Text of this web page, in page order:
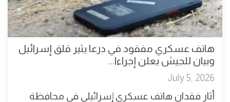
هاتف عسكري مفقود في درعا يثير قلق إسرائيل
وبيان للجيش يعلن إجراءا...
July 5, 2026
أثار فقدان هاتف عسكري إسرائيلي في محافظة